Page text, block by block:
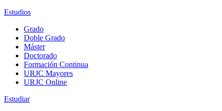
Estudios
Grado
Doble Grado
Máster
Doctorado
Formación Continua
URJC Mayores
URJC Online
Estudiar